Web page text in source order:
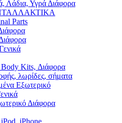
Λάδια, Υγρά Διάφορα
Parts
Body Kits, Διάφορα
λωρίδες, σήματα
Εξωτερικό
Διάφορα
iPhone